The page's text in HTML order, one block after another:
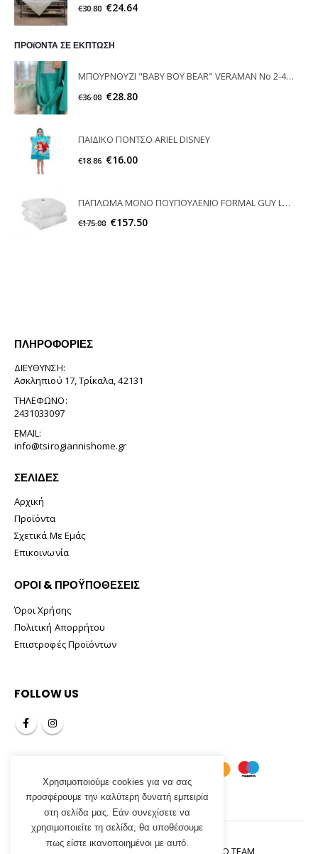
€30.80 €24.64
ΠΡΟϊΟΝΤΑ ΣΕ ΕΚΠΤΩΣΗ
ΜΠΟΥΡΝΟΥΖΙ "BABY BOY BEAR" VERAMAN No 2-4 RAISON D'ETRE
€36.00 €28.80
ΠΑΙΔΙΚΟ ΠΟΝΤΣΟ ARIEL DISNEY
€18.86 €16.00
ΠΑΠΛΩΜΑ ΜΟΝΟ ΠΟΥΠΟΥΛΕΝΙΟ FORMAL GUY LAROCHE
€175.00 €157.50
ΠΛΗΡΟΦΟΡΊΕΣ
ΔΙΕΎΘΥΝΣΗ:
Ασκληπιού 17, Τρίκαλα, 42131
ΤΗΛΈΦΩΝΟ:
2431033097
EMAIL:
info@tsirogiannishome.gr
ΣΕΛΊΔΕΣ
Αρχική
Προϊόντα
Σχετικά Με Εμάς
Επικοινωνία
ΟΡΟΙ & ΠΡΟΫΠΟΘΕΣΕΙΣ
Όροι Χρήσης
Πολιτική Απορρήτου
Επιστροφές Προϊόντων
FOLLOW US
Tsirogiannis Home© 2021. Designed By INCOMSO TEAM
Χρησιμοποιούμε cookies για να σας
προσφέρουμε την καλύτερη δυνατή εμπειρία
στη σελίδα μας. Εάν συνεχίσετε να
χρησιμοποιείτε τη σελίδα, θα υποθέσουμε
πως είστε ικανοποιημένοι με αυτό.